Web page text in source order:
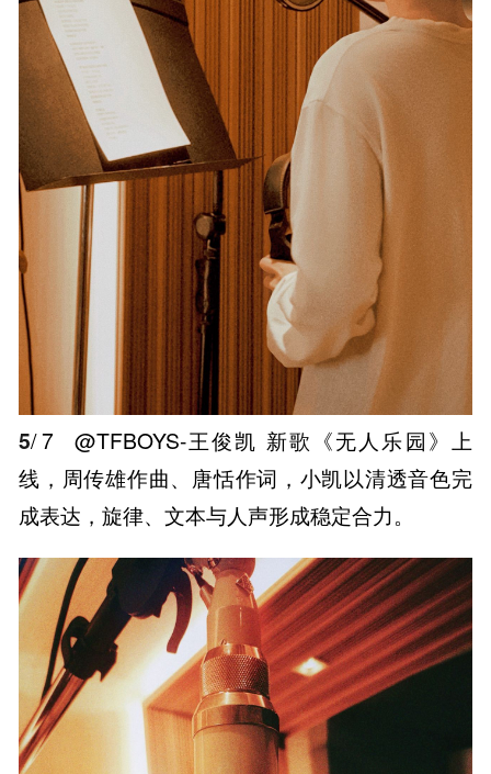
5/ 7
@TFBOYS-王俊凯 新歌《无人乐园》上
线，周传雄作曲、唐恬作词，小凯以清透音色完
成表达，旋律、文本与人声形成稳定合力。 ​